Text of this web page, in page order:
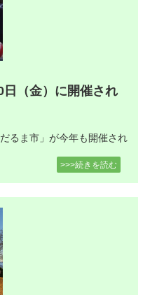
（金）に開催され
るま市」が今年も開催され
>>>続きを読む